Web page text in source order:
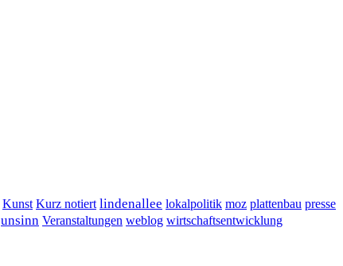
Kunst Kurz notiert lindenallee lokalpolitik moz plattenbau presse
unsinn Veranstaltungen weblog wirtschaftsentwicklung